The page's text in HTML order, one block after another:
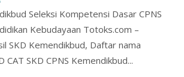
Seleksi Kompetensi Dasar CPNS
Kebudayaan Totoks.com –
SKD Kemendikbud, Daftar nama
SKD CPNS Kemendikbud...